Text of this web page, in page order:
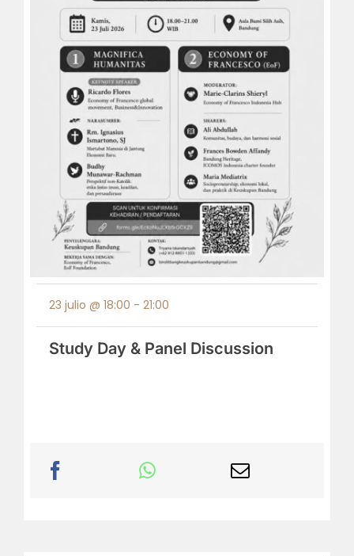
23 julio @ 18:00 - 21:00
Study Day & Panel Discussion